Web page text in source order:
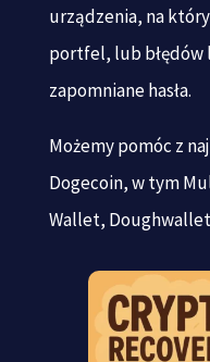
urządzenia, na
portfel, lub
zapomniane hasła.
Możemy pomóc z
Dogecoin, w tym
Wallet,